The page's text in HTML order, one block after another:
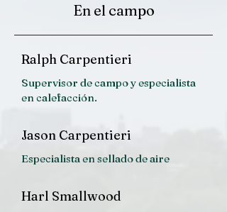
En el campo
Ralph Carpentieri
Supervisor de campo y especialista
en calefacción.
Jason Carpentieri
Especialista en sellado de aire
Harl Smallwood